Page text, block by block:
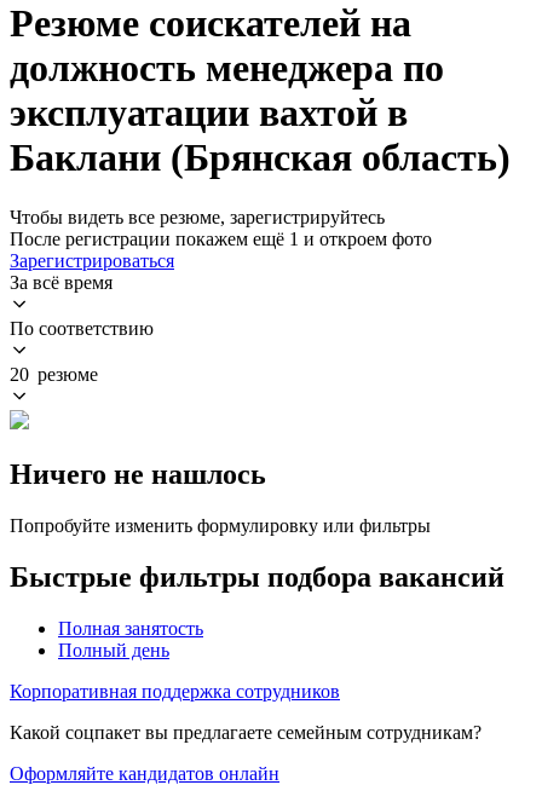
Резюме соискателей на
должность менеджера по
эксплуатации вахтой в
Баклани (Брянская область)
Чтобы видеть все резюме, зарегистрируйтесь
После регистрации покажем ещё 1 и откроем фото
Зарегистрироваться
За всё время
По соответствию
20 резюме
Ничего не нашлось
Попробуйте изменить формулировку или фильтры
Быстрые фильтры подбора вакансий
Полная занятость
Полный день
Корпоративная поддержка сотрудников
Какой соцпакет вы предлагаете семейным сотрудникам?
Оформляйте кандидатов онлайн